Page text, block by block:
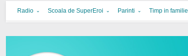
Itsy Bitsy
bucurie in familie
Radio Scoala de SuperEroi Parinti Timp in familie